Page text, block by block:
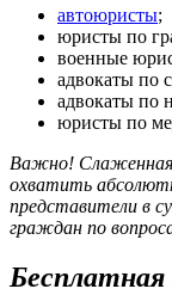
автоюристы;
юристы по
военные
адвокаты по
адвокаты по
юристы по
Важно! Слаженная
охватить
представители в
граждан по
Бесплатная